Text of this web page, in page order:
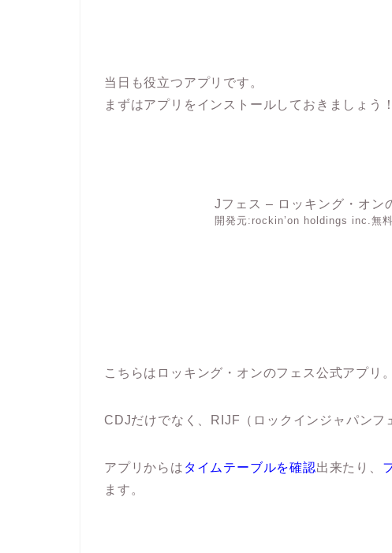
当日も役立つアプリです。
まずはアプリをインストールしておきましょう！
Jフェス – ロッキング・オン
開発元: rockin’on holdings inc. 無料
こちらはロッキング・オンのフェス公式アプリ。
CDJだけでなく、RIJF（ロックインジャパンフ
アプリからは タイムテーブルを確認出来たり、
ます。